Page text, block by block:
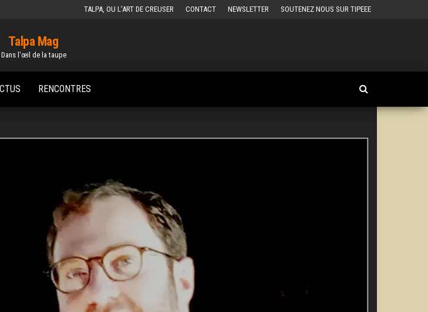
TALPA, OU L’ART DE CREUSER CONTACT NEWSLETTER SOUTENEZ NOUS SUR TIPEEE
Talpa Mag
Dans l'œil de la taupe
RENCONTRES